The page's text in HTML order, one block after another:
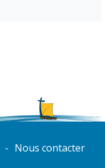
Nous contacter